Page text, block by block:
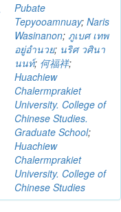
Pubate
Tepyooamnuay; Naris
Wasinanon; ภูเบศ เทพ
อยู่อำนวย; นริศ วศินา
นนท์; 何福祥;
Huachiew
Chalermprakiet
University. College of
Chinese Studies.
Graduate School;
Huachiew
Chalermprakiet
University. College of
Chinese Studies